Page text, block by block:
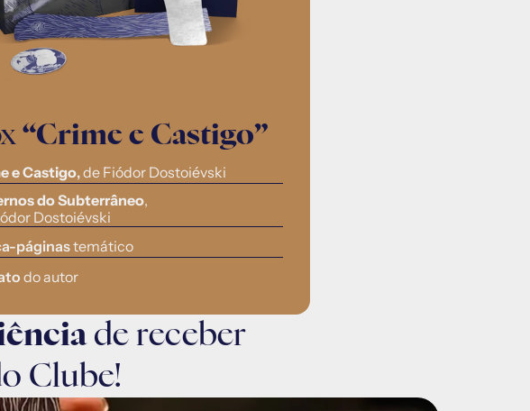
“Crime e Castigo”
e Castigo, de Fiódor Dostoiévski
do Subterrâneo,
Dostoiévski
páginas temático
do autor
de receber
Clube!